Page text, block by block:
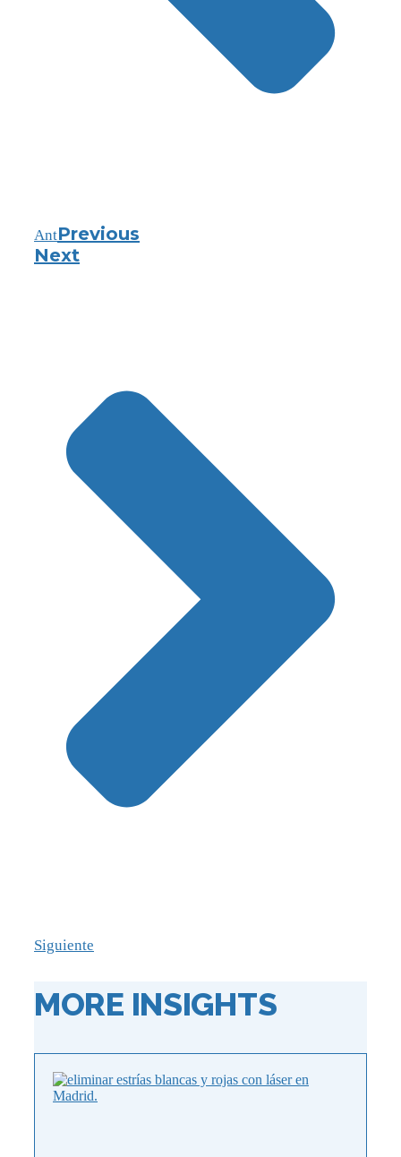
AntPrevious
Next
Siguiente
MORE INSIGHTS